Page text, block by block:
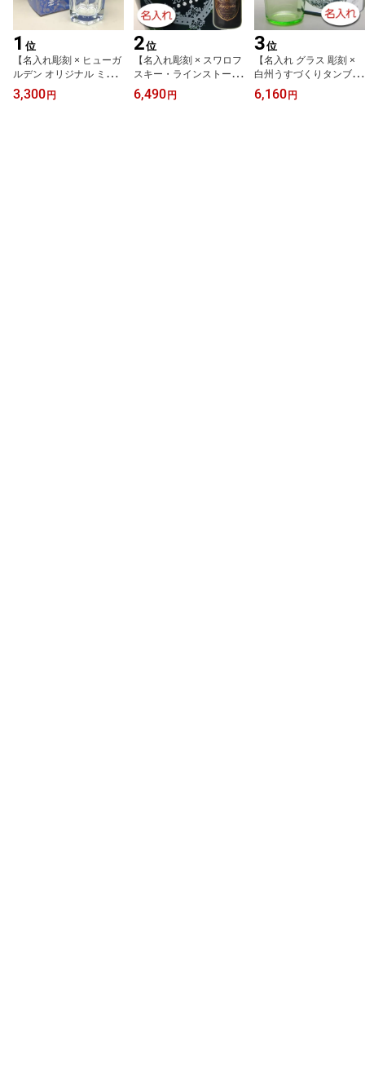
1 位
【名入れ彫刻 × ヒューガ
ルデン オリジナル ミニ
グラス / Hoegaarden / メ
ーカー箱】名入れ ビア
3,300 円
2位
【名入れ彫刻 × スワロフ
スキー・ラインストーン
デコレーション × ロジャ
ー グラート カヴァ ロゼ
6,490 円
3位
【名入れ グラス 彫刻 ×
白州うすづくりタンブラ
ー / 1脚 / メーカー箱】名
入れ ハイボール グラス
6,160 円